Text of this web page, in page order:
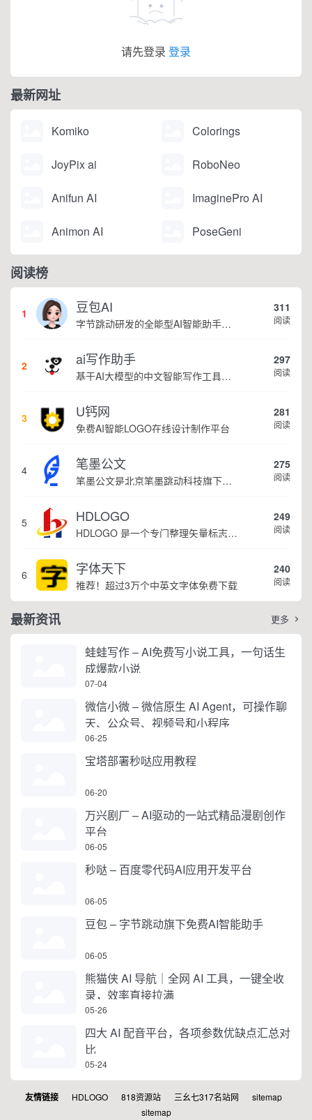
请先登录 登录
最新网址
Komiko Colorings
JoyPix ai RoboNeo
Anifun AI ImaginePro AI
Animon AI PoseGeni
阅读榜
1 豆包AI
字节跳动研发的全能型AI智能助手，提供智能对话、知识问答、内容创作、学习办公等一站式AI服务
311
阅读
2 ai写作助手
基于AI大模型的中文智能写作工具，面向学生、自媒体、职场人士提供一站式文本创作服务 核心定位 AI写作助手是依托人工智能技术打造的创作辅助平台，专注中文文本生成与优化，帮助用户快速完成各类文案、文章、论文等内容创作，提升写作效率 核心功能 ...
297
阅读
3 U钙网
免费AI智能LOGO在线设计制作平台
281
阅读
4 笔墨公文
笔墨公文是北京笔墨跳动科技旗下垂直公文赛道 AIGC 创作平台，深耕体制公文专业场景，依托海量标准公文语料训练专属大模型。平台整合 AI 公文生成、全维度智能校对、范文库、实时更新素材库、标准化公文模板五大核心板块，兼顾公文快速撰写、文稿合...
275
阅读
5 HDLOGO
HDLOGO 是一个专门整理矢量标志和图标的网站，提供各类品牌和公司的矢量标志下载服务，主要面向设计师、营销人员和企业用户，帮他们获取高质量的品牌标识资源。
249
阅读
6 字体天下
推荐！超过3万个中英文字体免费下载
240
阅读
最新资讯 更多 
蛙蛙写作 – AI免费写小说工具，一句话生
成爆款小说
07-04
微信小微 – 微信原生 AI Agent，可操作聊
天、公众号、视频号和小程序
06-25
宝塔部署秒哒应用教程
06-20
万兴剧厂 – AI驱动的一站式精品漫剧创作
平台
06-05
秒哒 – 百度零代码AI应用开发平台
06-05
豆包 – 字节跳动旗下免费AI智能助手
06-05
熊猫侠 AI 导航｜全网 AI 工具，一键全收
录，效率直接拉满
05-26
四大 AI 配音平台，各项参数优缺点汇总对
比
05-24
友情链接 HDLOGO 818资源站 三幺七317名站网
sitemap
sitemap